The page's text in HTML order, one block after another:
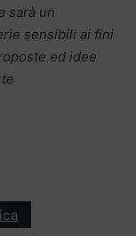
sarà un
sensibili ai fini
ed idee